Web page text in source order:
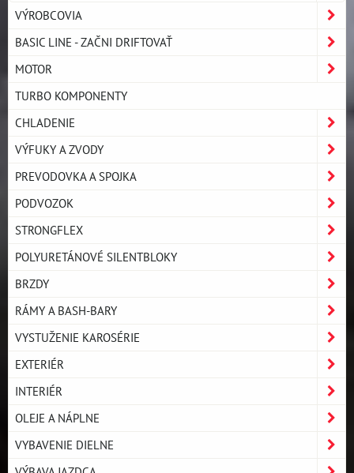
VÝROBCOVIA
BASIC LINE - ZAČNI DRIFTOVAŤ
MOTOR
TURBO KOMPONENTY
CHLADENIE
VÝFUKY A ZVODY
PREVODOVKA A SPOJKA
PODVOZOK
STRONGFLEX
POLYURETÁNOVÉ SILENTBLOKY
BRZDY
RÁMY A BASH-BARY
VYSTUŽENIE KAROSÉRIE
EXTERIÉR
INTERIÉR
OLEJE A NÁPLNE
VYBAVENIE DIELNE